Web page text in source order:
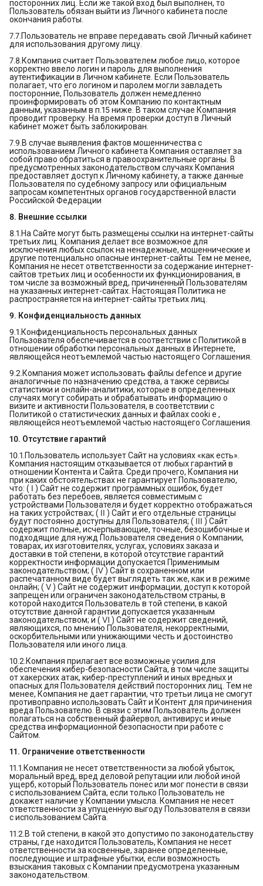
посторонних лиц. Если же такой вход был выполнен, то
Пользователь обязан выйти из Личного кабинета после
окончания работы.
7.7.Пользователь не вправе передавать свой Личный кабинет
для использования другому лицу.
7.8.Компания считает Пользователем любое лицо, которое
корректно ввело логин и пароль для выполнения
аутентификации в Личном кабинете. Если Пользователь
полагает, что его логином и паролем могли завладеть
посторонние, Пользователь должен немедленно
проинформировать об этом Компанию по контактным
данным, указанным в п.15 ниже. В таком случае Компания
проводит проверку. На время проверки доступ в Личный
кабинет может быть заблокирован.
7.9.В случае выявления фактов мошенничества с
использованием Личного кабинета Компания оставляет за
собой право обратиться в правоохранительные органы. В
предусмотренных законодательством случаях Компания
предоставляет доступ к Личному кабинету, а также данные
Пользователя по судебному запросу или официальным
запросам компетентных органов государственной власти
Российской Федерации
8. Внешние ссылки
8.1.На Сайте могут быть размещены ссылки на интернет-сайты
третьих лиц. Компания делает все возможное для
исключения любых ссылок на ненадежные, мошеннические и
другие потенциально опасные интернет-сайты. Тем не менее,
Компания не несет ответственности за содержание интернет-
сайтов третьих лиц и особенности их функционирования, в
том числе за возможный вред, причиненный Пользователям
на указанных интернет-сайтах. Настоящая Политика не
распространяется на интернет-сайты третьих лиц.
9. Конфиденциальность данных
9.1.Конфиденциальность персональных данных
Пользователя обеспечивается в соответствии с Политикой в
отношении обработки персональных данных в Интернете,
являющейся неотъемлемой частью настоящего Соглашения.
9.2.Компания может использовать файлы defence и другие
аналогичные по назначению средства, а также сервисы
статистики и онлайн-аналитики, которые в определенных
случаях могут собирать и обрабатывать информацию о
визите и активности Пользователя, в соответствии с
Политикой о статистических данных и файлах cooki e ,
являющейся неотъемлемой частью настоящего Соглашения.
10. Отсутствие гарантий
10.1.Пользователь использует Сайт на условиях «как есть».
Компания настоящим отказывается от любых гарантий в
отношении Контента и Сайта. Среди прочего, Компания ни
при каких обстоятельствах не гарантирует Пользователю,
что: ( Ⅰ ) Сайт не содержит программных ошибок, будет
работать без перебоев, является совместимым с
устройствами Пользователя и будет корректно отображаться
на таких устройствах; ( ⅠⅠ ) Сайт и его отдельные страницы
будут постоянно доступны для Пользователя; ( ⅠⅠⅠ ) Сайт
содержит полные, исчерпывающие, точные, безошибочные и
подходящие для нужд Пользователя сведения о Компании,
товарах, их изготовителях, услугах, условиях заказа и
доставки в той степени, в которой отсутствие гарантий
корректности информации допускается Применимым
законодательством; ( Ⅳ ) Сайт в сохраненном или
распечатанном виде будет выглядеть так же, как и в режиме
онлайн; ( Ⅴ ) Сайт не содержит информации, доступ к которой
запрещен или ограничен законодательством страны, в
которой находится Пользователь в той степени, в какой
отсутствие данной гарантии допускается указанным
законодательством; и ( Ⅵ ) Сайт не содержит сведений,
являющихся, по мнению Пользователя, некорректными,
оскорбительными или унижающими честь и достоинство
Пользователя или иного лица.
10.2.Компания прилагает все возможные усилия для
обеспечения кибер-безопасности Сайта, в том числе защиты
от хакерских атак, кибер-преступлений и иных вредных и
опасных для Пользователя действий посторонних лиц. Тем не
менее, Компания не дает гарантии, что третьи лица не смогут
противоправно использовать Сайт и Контент для причинения
вреда Пользователю. В связи с этим Пользователь должен
полагаться на собственный файервол, антивирус и иные
средства информационной безопасности при работе с
Сайтом.
11. Ограничение ответственности
11.1.Компания не несет ответственности за любой убыток,
моральный вред, вред деловой репутации или любой иной
ущерб, который Пользователь понес или мог понести в связи
с использованием Сайта, если только Пользователь не
докажет наличие у Компании умысла. Компания не несет
ответственности за упущенную выгоду Пользователя в связи
с использованием Сайта.
11.2.В той степени, в какой это допустимо по законодательству
страны, где находится Пользователь, Компания не несет
ответственности за косвенные, заранее определенные,
последующие и штрафные убытки, если возможность
взыскания таковых с Компании предусмотрена указанным
законодательством.